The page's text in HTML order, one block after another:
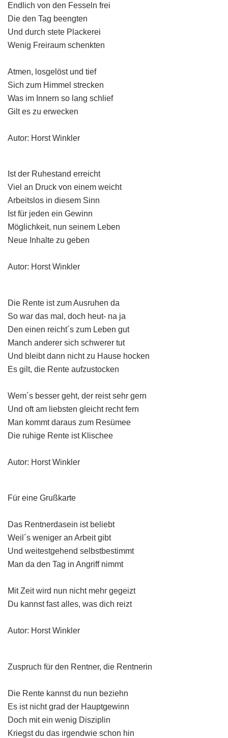
Endlich von den Fesseln frei
Die den Tag beengten
Und durch stete Plackerei
Wenig Freiraum schenkten
Atmen, losgelöst und tief
Sich zum Himmel strecken
Was im Innern so lang schlief
Gilt es zu erwecken
Autor: Horst Winkler
Ist der Ruhestand erreicht
Viel an Druck von einem weicht
Arbeitslos in diesem Sinn
Ist für jeden ein Gewinn
Möglichkeit, nun seinem Leben
Neue Inhalte zu geben
Autor: Horst Winkler
Die Rente ist zum Ausruhen da
So war das mal, doch heut- na ja
Den einen reicht´s zum Leben gut
Manch anderer sich schwerer tut
Und bleibt dann nicht zu Hause hocken
Es gilt, die Rente aufzustocken
Wem´s besser geht, der reist sehr gern
Und oft am liebsten gleicht recht fern
Man kommt daraus zum Resümee
Die ruhige Rente ist Klischee
Autor: Horst Winkler
Für eine Grußkarte
Das Rentnerdasein ist beliebt
Weil´s weniger an Arbeit gibt
Und weitestgehend selbstbestimmt
Man da den Tag in Angriff nimmt
Mit Zeit wird nun nicht mehr gegeizt
Du kannst fast alles, was dich reizt
Autor: Horst Winkler
Zuspruch für den Rentner, die Rentnerin
Die Rente kannst du nun beziehn
Es ist nicht grad der Hauptgewinn
Doch mit ein wenig Disziplin
Kriegst du das irgendwie schon hin